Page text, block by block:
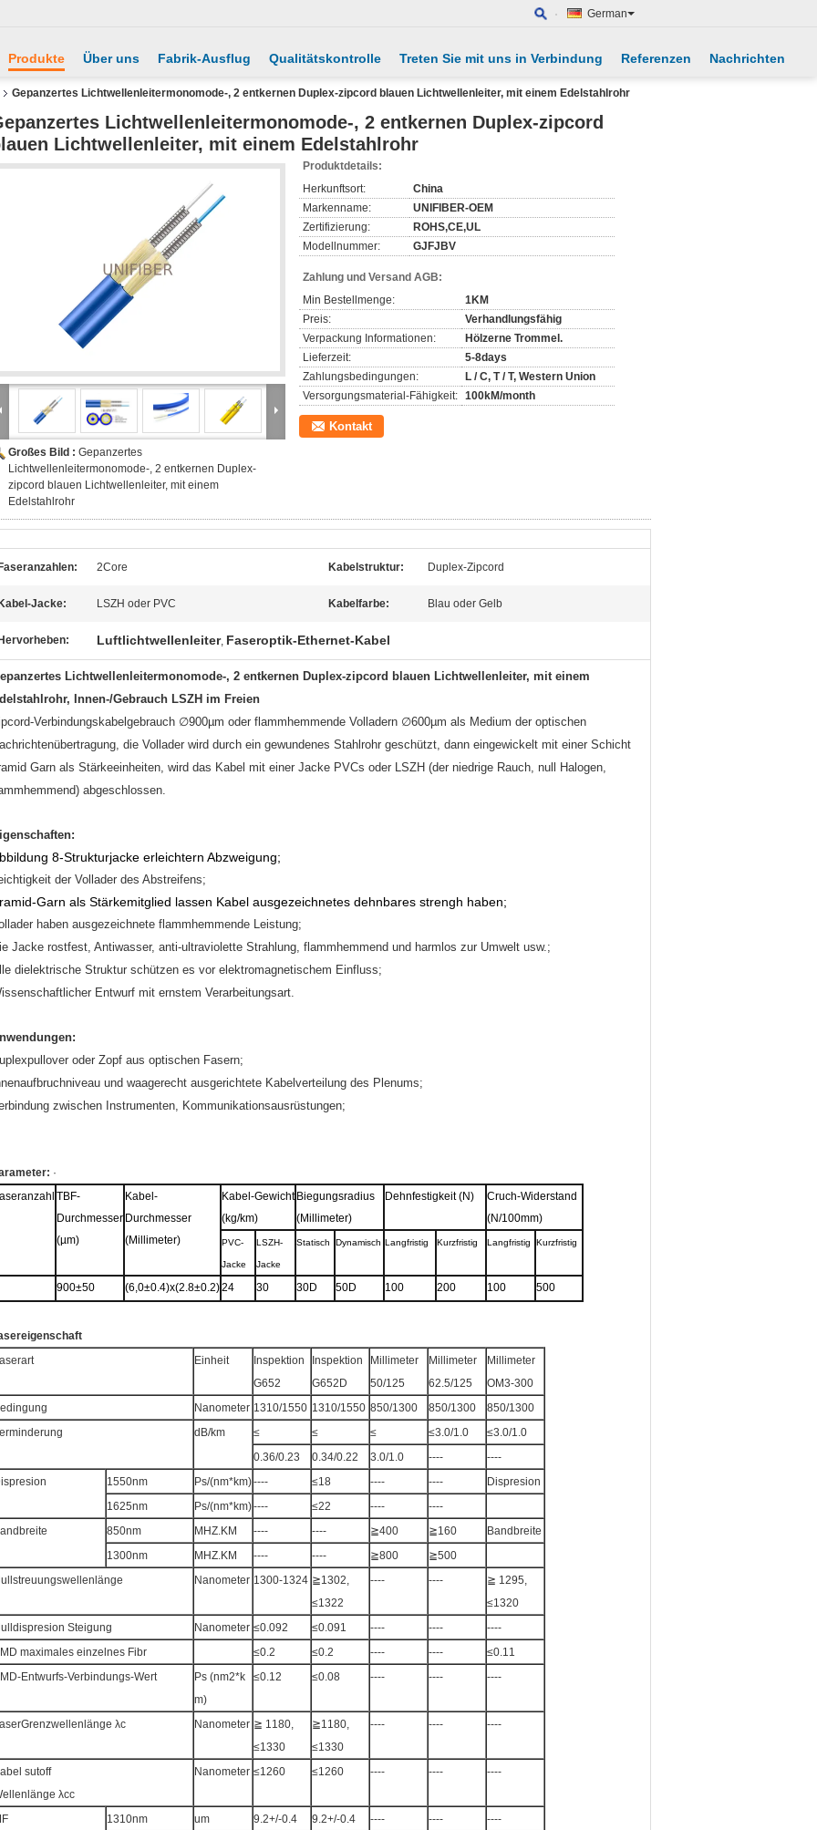
German
Produkte Über uns Fabrik-Ausflug Qualitätskontrolle Treten Sie mit uns in Verbindung Referenzen Nachrichten
Gepanzertes Lichtwellenleitermonomode-, 2 entkernen Duplex-zipcord blauen Lichtwellenleiter, mit einem Edelstahlrohr
Lichtwellenleitermonomode-, 2 entkernen Duplex-zipcord
Lichtwellenleiter, mit einem Edelstahlrohr
Großes Bild : Gepanzertes
Lichtwellenleitermonomode-, 2 entkernen Duplex-
zipcord blauen Lichtwellenleiter, mit einem
Edelstahlrohr
Produktdetails:
Herkunftsort:
China
Markenname:
UNIFIBER-OEM
Zertifizierung:
ROHS,CE,UL
Modellnummer:
GJFJBV
Zahlung und Versand AGB:
Min Bestellmenge:
1KM
Preis:
Verhandlungsfähig
Verpackung Informationen:
Hölzerne Trommel.
Lieferzeit:
5-8days
Zahlungsbedingungen:
L / C, T / T, Western Union
Versorgungsmaterial-Fähigkeit: 100kM/month
Kontakt
Faseranzahlen: 2Core Kabelstruktur: Duplex-Zipcord
Kabel-Jacke: LSZH oder PVC Kabelfarbe: Blau oder Gelb
Hervorheben: Luftlichtwellenleiter, Faseroptik-Ethernet-Kabel
Lichtwellenleitermonomode-, 2 entkernen Duplex-zipcord blauen Lichtwellenleiter, mit einem
Innen-/Gebrauch LSZH im Freien
Verbindungskabelgebrauch ∅900µm oder flammhemmende Volladern ∅600µm als Medium der optischen
die Vollader wird durch ein gewundenes Stahlrohr geschützt, dann eingewickelt mit einer Schicht
Garn als Stärkeeinheiten, wird das Kabel mit einer Jacke PVCs oder LSZH (der niedrige Rauch, null Halogen,
abgeschlossen.
8-Strukturjacke erleichtern Abzweigung;
der Vollader des Abstreifens;
Garn als Stärkemitglied lassen Kabel ausgezeichnetes dehnbares strengh haben;
haben ausgezeichnete flammhemmende Leistung;
Jacke rostfest, Antiwasser, anti-ultraviolette Strahlung, flammhemmend und harmlos zur Umwelt usw.;
dielektrische Struktur schützen es vor elektromagnetischem Einfluss;
Entwurf mit ernstem Verarbeitungsart.
oder Zopf aus optischen Fasern;
und waagerecht ausgerichtete Kabelverteilung des Plenums;
zwischen Instrumenten, Kommunikationsausrüstungen;
·
TBF-
Durchmesser
(µm)
Kabel-
Durchmesser
(Millimeter)
Kabel-Gewicht
(kg/km)
Biegungsradius
(Millimeter)
Dehnfestigkeit (N)
Cruch-Widerstand
(N/100mm)
PVC-
Jacke
LSZH-
Jacke
Statisch Dynamisch Langfristig Kurzfristig Langfristig Kurzfristig
900±50 (6,0±0.4)x(2.8±0.2)24 30 30D 50D 100 200 100 500
Einheit
Inspektion
G652
Inspektion
G652D
Millimeter
50/125
Millimeter
62.5/125
Millimeter
OM3-300
Nanometer 1310/1550 1310/1550 850/1300 850/1300 850/1300
dB/km ≤ ≤ ≤ ≤3.0/1.0 ≤3.0/1.0
0.36/0.23 0.34/0.22 3.0/1.0 ---- ----
1550nm Ps/(nm*km)---- ≤18 ---- ---- Dispresion
1625nm Ps/(nm*km)---- ≤22 ---- ----
850nm MHZ.KM ---- ---- ≧400 ≧160 Bandbreite
1300nm MHZ.KM ---- ---- ≧800 ≧500
Nanometer 1300-1324 ≧1302,
≤1322
---- ----
≧ 1295,
≤1320
Steigung Nanometer ≤0.092 ≤0.091 ---- ---- ----
maximales einzelnes Fibr ≤0.2 ≤0.2 ---- ---- ≤0.11
Entwurfs-Verbindungs-Wert
Ps (nm2*k
m)
≤0.12 ≤0.08 ---- ---- ----
λc Nanometer ≧ 1180,
≤1330
≧1180,
≤1330
---- ---- ----
sutoff
λcc
Nanometer ≤1260 ≤1260 ---- ---- ----
1310nm um 9.2+/-0.4 9.2+/-0.4 ---- ---- ----